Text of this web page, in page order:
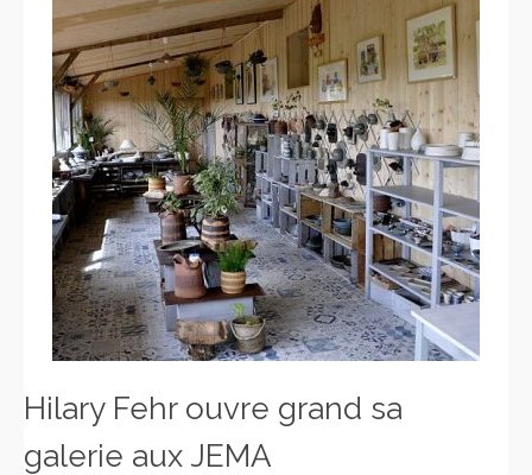
Hilary Fehr ouvre grand sa
galerie aux JEMA